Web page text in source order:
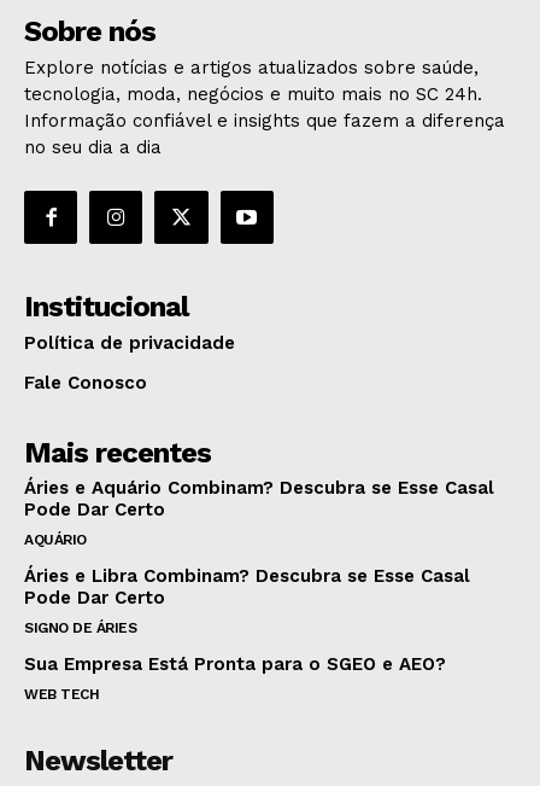
Sobre nós
Explore notícias e artigos atualizados sobre saúde,
tecnologia, moda, negócios e muito mais no SC 24h.
Informação confiável e insights que fazem a diferença
no seu dia a dia
Institucional
Política de privacidade
Fale Conosco
Mais recentes
Áries e Aquário Combinam? Descubra se Esse Casal
Pode Dar Certo
AQUÁRIO
Áries e Libra Combinam? Descubra se Esse Casal
Pode Dar Certo
SIGNO DE ÁRIES
Sua Empresa Está Pronta para o SGEO e AEO?
WEB TECH
Newsletter